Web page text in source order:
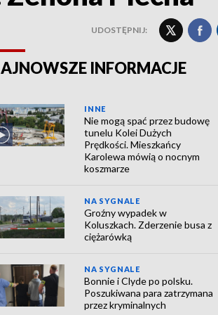
UDOSTĘPNIJ:
INFORMACJE
INNE
Nie mogą spać przez budowę
tunelu Kolei Dużych
Prędkości. Mieszkańcy
Karolewa mówią o nocnym
koszmarze
NA SYGNALE
Groźny wypadek w
Koluszkach. Zderzenie busa z
ciężarówką
NA SYGNALE
Bonnie i Clyde po polsku.
Poszukiwana para zatrzymana
przez kryminalnych